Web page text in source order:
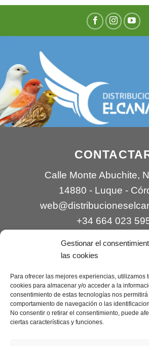
Gestionar el
las cookies
Para ofrecer las mejores experiencias, utilizamos
cookies para almacenar y/o acceder a la
consentimiento de estas tecnologías nos permitirá
comportamiento de navegación o las
No consentir o retirar el consentimiento, puede
ciertas características y funciones.
Calle Monte Abuchite,
14880 - Luque -
+34 664 023
Contacto|Incidencias|
Condiciones